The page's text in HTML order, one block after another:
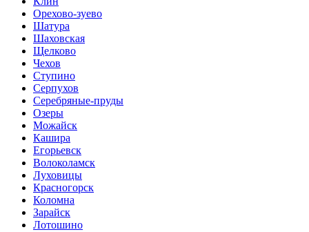
Орехово-зуево
Шатура
Шаховская
Щелково
Чехов
Ступино
Серпухов
Серебряные-пруды
Озеры
Можайск
Кашира
Егорьевск
Волоколамск
Луховицы
Красногорск
Коломна
Зарайск
Лотошино